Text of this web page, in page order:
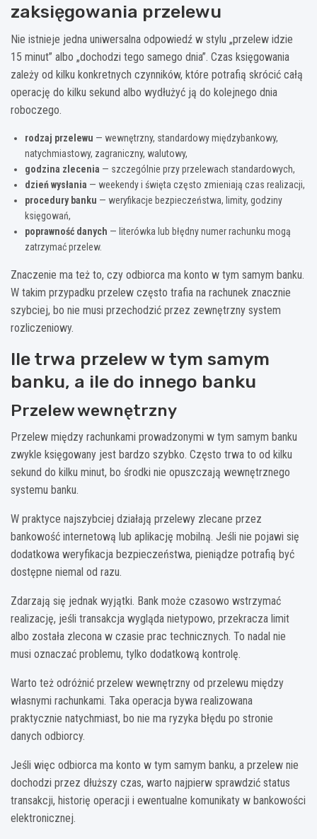
zaksięgowania przelewu
Nie istnieje jedna uniwersalna odpowiedź w stylu „przelew idzie
15 minut” albo „dochodzi tego samego dnia”. Czas księgowania
zależy od kilku konkretnych czynników, które potrafią skrócić całą
operację do kilku sekund albo wydłużyć ją do kolejnego dnia
roboczego.
rodzaj przelewu — wewnętrzny, standardowy międzybankowy,
natychmiastowy, zagraniczny, walutowy,
godzina zlecenia — szczególnie przy przelewach standardowych,
dzień wysłania — weekendy i święta często zmieniają czas realizacji,
procedury banku — weryfikacje bezpieczeństwa, limity, godziny
księgowań,
poprawność danych — literówka lub błędny numer rachunku mogą
zatrzymać przelew.
Znaczenie ma też to, czy odbiorca ma konto w tym samym banku.
W takim przypadku przelew często trafia na rachunek znacznie
szybciej, bo nie musi przechodzić przez zewnętrzny system
rozliczeniowy.
Ile trwa przelew w tym samym
banku, a ile do innego banku
Przelew wewnętrzny
Przelew między rachunkami prowadzonymi w tym samym banku
zwykle księgowany jest bardzo szybko. Często trwa to od kilku
sekund do kilku minut, bo środki nie opuszczają wewnętrznego
systemu banku.
W praktyce najszybciej działają przelewy zlecane przez
bankowość internetową lub aplikację mobilną. Jeśli nie pojawi się
dodatkowa weryfikacja bezpieczeństwa, pieniądze potrafią być
dostępne niemal od razu.
Zdarzają się jednak wyjątki. Bank może czasowo wstrzymać
realizację, jeśli transakcja wygląda nietypowo, przekracza limit
albo została zlecona w czasie prac technicznych. To nadal nie
musi oznaczać problemu, tylko dodatkową kontrolę.
Warto też odróżnić przelew wewnętrzny od przelewu między
własnymi rachunkami. Taka operacja bywa realizowana
praktycznie natychmiast, bo nie ma ryzyka błędu po stronie
danych odbiorcy.
Jeśli więc odbiorca ma konto w tym samym banku, a przelew nie
dochodzi przez dłuższy czas, warto najpierw sprawdzić status
transakcji, historię operacji i ewentualne komunikaty w bankowości
elektronicznej.